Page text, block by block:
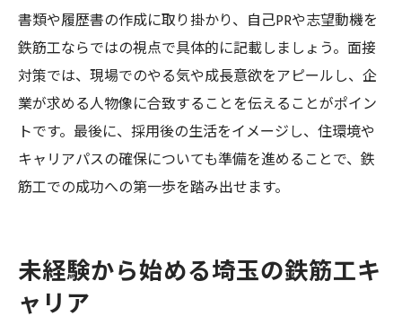
書類や履歴書の作成に取り掛かり、自己PRや志望動機を
鉄筋工ならではの視点で具体的に記載しましょう。面接
対策では、現場でのやる気や成長意欲をアピールし、企
業が求める人物像に合致することを伝えることがポイン
トです。最後に、採用後の生活をイメージし、住環境や
キャリアパスの確保についても準備を進めることで、鉄
筋工での成功への第一歩を踏み出せます。
未経験から始める埼玉の鉄筋工キ
ャリア